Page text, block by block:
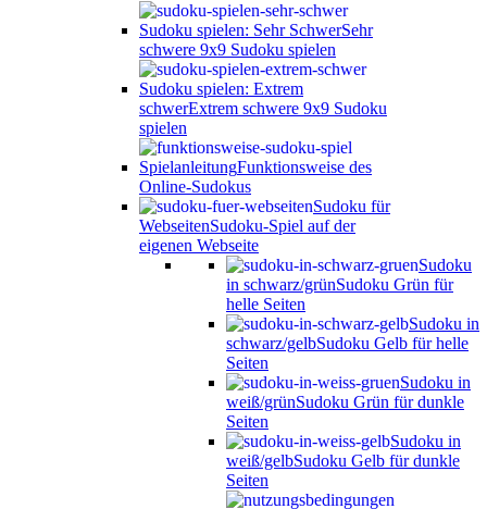
Sudoku spielen: Sehr SchwerSehr
schwere 9x9 Sudoku spielen
Sudoku spielen: Extrem
schwerExtrem schwere 9x9 Sudoku
spielen
SpielanleitungFunktionsweise des
Online-Sudokus
Sudoku für
WebseitenSudoku-Spiel auf der
eigenen Webseite
Sudoku
in schwarz/grünSudoku Grün für
helle Seiten
Sudoku in
schwarz/gelbSudoku Gelb für helle
Seiten
Sudoku in
weiß/grünSudoku Grün für dunkle
Seiten
Sudoku in
weiß/gelbSudoku Gelb für dunkle
Seiten